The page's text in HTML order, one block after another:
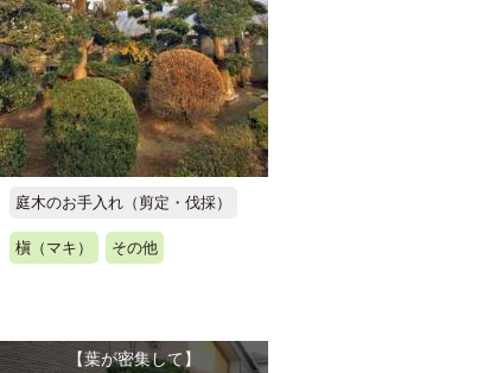
庭木のお手入れ（剪定・伐採）
槇（マキ） その他
【葉が密集して】